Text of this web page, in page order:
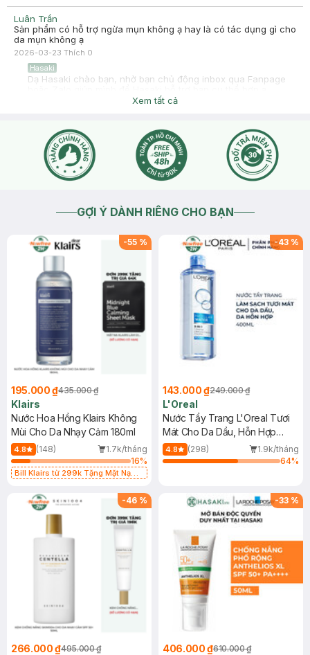
Luân Trần
Sản phẩm có hỗ trợ ngừa mụn không ạ hay là có tác dụng gì cho
da mụn không ạ
2026-03-23 Thích 0
Hasaki
Dạ Hasaki chào bạn, nhờ bạn chủ động inbox qua Fanpage
Xem tất cả
GỢI Ý DÀNH RIÊNG CHO BẠN
-55 %
195.000 ₫435.000 ₫
Klairs
Nước Hoa Hồng Klairs Không
Mùi Cho Da Nhạy Cảm 180ml
4.8 (148)
1.7k/tháng
16%
Bill Klairs từ 299k Tặng Mặt Nạ
25ml (SL Có Hạn)
-43 %
143.000 ₫249.000 ₫
L'Oreal
Nước Tẩy Trang L'Oreal Tươi
Mát Cho Da Dầu, Hỗn Hợp
400ml
4.8 (298)
1.9k/tháng
64%
-46 %
266.000 ₫495.000 ₫
-33 %
406.000 ₫610.000 ₫